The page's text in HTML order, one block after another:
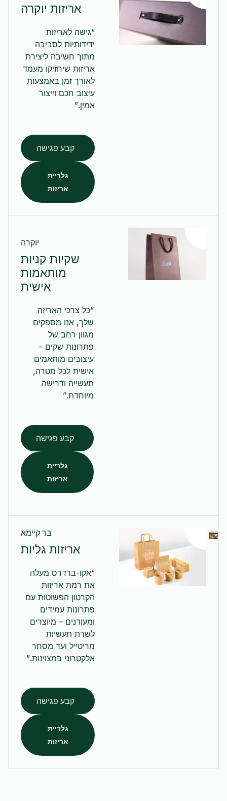
אריזות יוקרה
“גישה לאריזות
ידידותיות לסביבה
מתוך חשיבה ליצירת
אריזות שיחזיקו מעמד
לאורך זמן באמצעות
עיצוב חכם וייצור
אמין.”
קבע פגישה
גלריית
אריזות
יוקרה
שקיות קניות
מותאמות
אישית
“כל צרכי האריזה
שלך, אנו מספקים
מגוון רחב של
פתרונות שקים -
עיצובים מותאמים
אישית לכל מטרה,
תעשייה ודרישה
מיוחדת.”
קבע פגישה
גלריית
אריזות
בר קיימא
אריזות גליות
“אקו-ברדרס מעלה
את רמת אריזות
הקרטון הפשוטות עם
פתרונות עמידים
ומעודנים – מיוצרים
לשרת תעשיות
מריטייל ועד מסחר
אלקטרוני במצוינות.”
קבע פגישה
גלריית
אריזות